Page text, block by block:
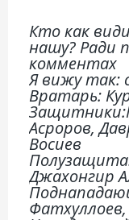
Кто как
нашу? Ради
комментах
Я вижу так:
Вратарь:
Асроров,
Восиев
Джахонгир